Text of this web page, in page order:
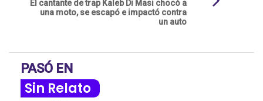
El cantante de trap Kaleb Di Masi chocó a
una moto, se escapó e impactó contra
un auto
PASÓ EN
Sin Relato